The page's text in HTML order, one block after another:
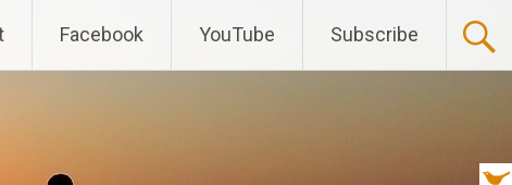
Facebook YouTube Subscribe